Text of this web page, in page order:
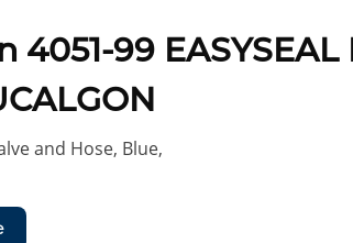
4051-99 EASYSEAL
and Hose, Blue,